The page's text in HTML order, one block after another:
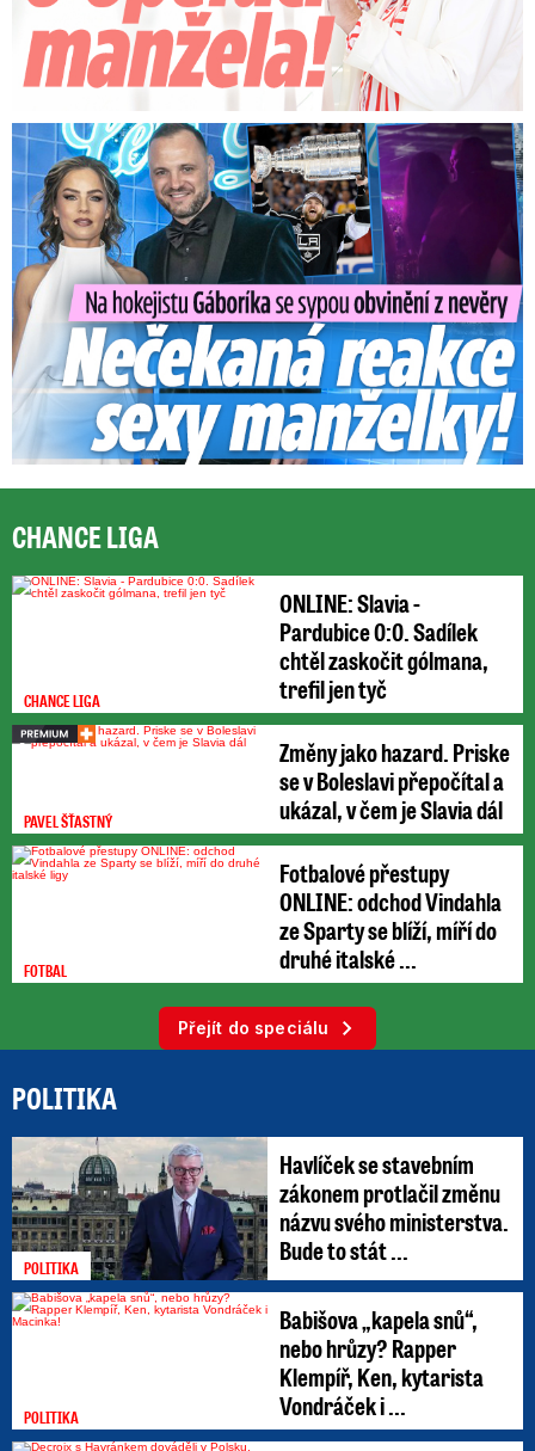
Na Gáboríka se sypou obvinění z nevěry: Reakce manželky!
CHANCE LIGA
CHANCE LIGA
ONLINE: Slavia -
Pardubice 0:0. Sadílek
chtěl zaskočit gólmana,
trefil jen tyč
PAVEL ŠŤASTNÝ
Změny jako hazard. Priske
se v Boleslavi přepočítal a
ukázal, v čem je Slavia dál
FOTBAL
Fotbalové přestupy
ONLINE: odchod Vindahla
ze Sparty se blíží, míří do
druhé italské ...
Přejít do speciálu
POLITIKA
POLITIKA
Havlíček se stavebním
zákonem protlačil změnu
názvu svého ministerstva.
Bude to stát ...
POLITIKA
Babišova „kapela snů“,
nebo hrůzy? Rapper
Klempíř, Ken, kytarista
Vondráček i ...